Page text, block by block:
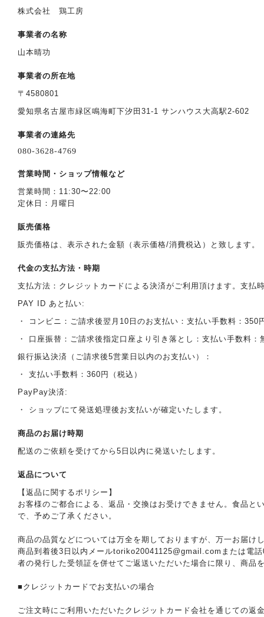
株式会社 鶏工房
事業者の名称
山本晴功
事業者の所在地
〒4580801
愛知県名古屋市緑区鳴海町下汐田31-1 サンハウス大高駅2-602
事業者の連絡先
営業時間・ショップ情報など
営業時間：11:30〜22:00
定休日：月曜日
販売価格
販売価格は、表示された金額（表示価格/消費税込）と致します。
代金の支払方法・時期
支払方法：クレジットカードによる決済がご利用頂けます。支払
PAY ID あと払い:
・ コンビニ：ご請求後翌月10日のお支払い：支払い手数料：350
・ 口座振替：ご請求後指定口座より引き落とし：支払い手数料：
銀行振込決済（ご請求後5営業日以内のお支払い）：
・ 支払い手数料：360円（税込）
PayPay決済:
・ ショップにて発送処理後お支払いが確定いたします。
商品のお届け時期
配送のご依頼を受けてから5日以内に発送いたします。
返品について
【返品に関するポリシー】
お客様のご都合による、返品・交換はお受けできません。食品
で、予めご了承ください。
商品の品質などについては万全を期しておりますが、万一お届
商品到着後3日以内メールtoriko20041125@gmail.com または電
者の発行した受領証を併せてご返送いただいた場合に限り、商品
■クレジットカードでお支払いの場合
ご注文時にご利用いただいたクレジットカード会社を通じての